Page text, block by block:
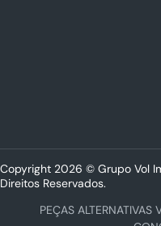
Copyright 2026 © Grupo Vol
Direitos Reservados.
PEÇAS